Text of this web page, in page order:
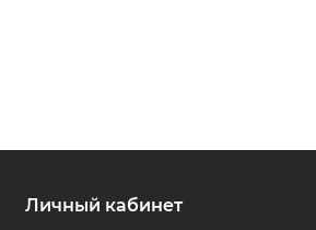
Личный кабинет